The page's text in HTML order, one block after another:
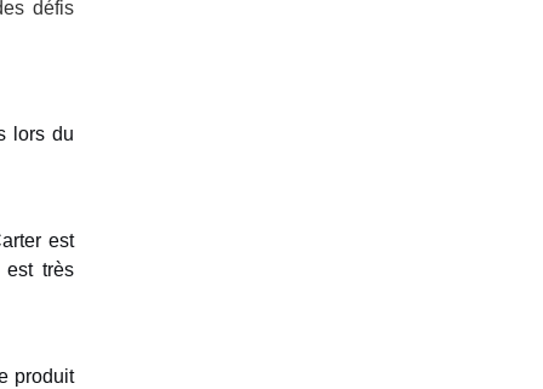
défis
lors du
est
est très
produit